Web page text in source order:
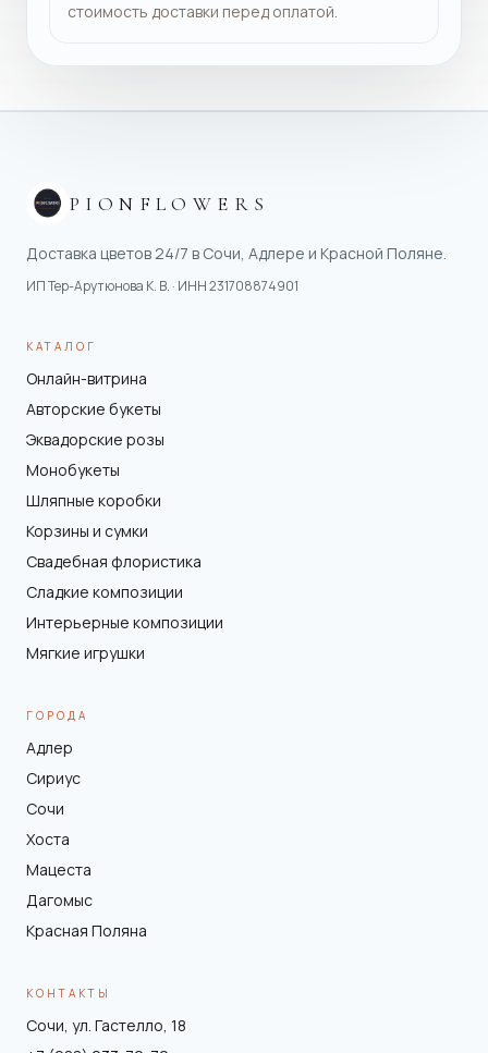
стоимость доставки перед оплатой.
PIONFLOWERS
Доставка цветов 24/7 в Сочи, Адлере и Красной Поляне.
ИП Тер-Арутюнова К. В. · ИНН231708874901
КАТАЛОГ
Онлайн-витрина
Авторские букеты
Эквадорские розы
Монобукеты
Шляпные коробки
Корзины и сумки
Свадебная флористика
Сладкие композиции
Интерьерные композиции
Мягкие игрушки
ГОРОДА
Адлер
Сириус
Сочи
Хоста
Мацеста
Дагомыс
Красная Поляна
КОНТАКТЫ
Сочи, ул. Гастелло, 18